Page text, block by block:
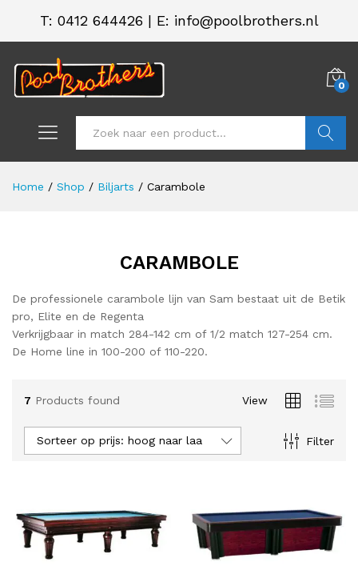
T: 0412 644426 | E: info@poolbrothers.nl
0
Home / Shop / Biljarts / Carambole
CARAMBOLE
De professionele carambole lijn van Sam bestaat uit de Betik
pro, Elite en de Regenta
Verkrijgbaar in match 284-142 cm of 1/2 match 127-254 cm.
De Home line in 100-200 of 110-220.
7 Products found View
Filter
Sorteer op prijs: hoog naar laag